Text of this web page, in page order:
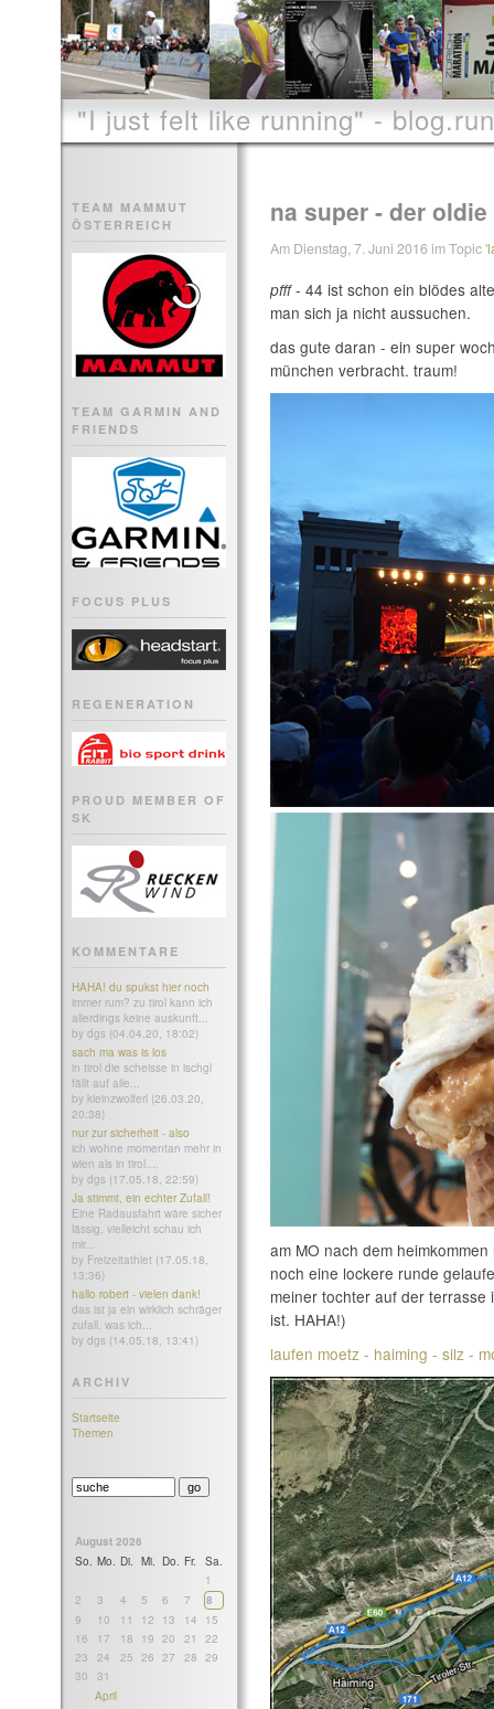
"I just felt like running" -
TEAM MAMMUT
ÖSTERREICH
TEAM GARMIN AND
FRIENDS
FOCUS PLUS
REGENERATION
PROUD MEMBER OF
SK
KOMMENTARE
HAHA! du spukst hier noch
immer rum? zu tirol kann ich
allerdings keine auskunft...
by dgs (04.04.20, 18:02)
sach ma was is los
in tirol die scheisse in ischgl
fällt auf alle...
by kleinzwolferl (26.03.20,
20:38)
nur zur sicherheit - also
ich wohne momentan mehr in
wien als in tirol....
by dgs (17.05.18, 22:59)
Ja stimmt, ein echter Zufall!
Eine Radausfahrt wäre sicher
lässig, vielleicht schau ich
mir...
by Freizeitathlet (17.05.18,
13:36)
hallo robert - vielen dank!
das ist ja ein wirklich schräger
zufall. was ich...
by dgs (14.05.18, 13:41)
ARCHIV
Startseite
Themen
August 2026
So. Mo. Di. Mi. Do. Fr.
Sa.
1
2
3 4 5 6 7
8
9
10 11 12 13 14
15
16
17 18 19 20 21
22
23
24 25 26 27 28 29
30
31
April
na super - der
Am Dienstag, 7. Juni 2016 im Topic '
pfff- 44 ist schon ein blödes
man sich ja nicht aussuchen.
das gute daran - ein super
münchen verbracht. traum!
am MO nach dem
noch eine lockere runde
meiner tochter auf der
ist. HAHA!)
laufen moetz - haiming - silz -